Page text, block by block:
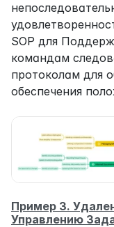
SOP для
командам
протоколам для
обеспечения
Пример 3.
Управлению